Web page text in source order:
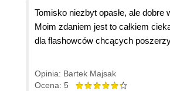
Tomisko niezbyt opasłe, ale dobre
Moim zdaniem jest to całkiem
dla flashowców chcących
horyzonty. Biorąc pod uwagę
tutoriali o wykorzystaniu XML'a z
Internecie, można by powiedzieć,
Opinia: Bartek Majsak
Ocena: 5